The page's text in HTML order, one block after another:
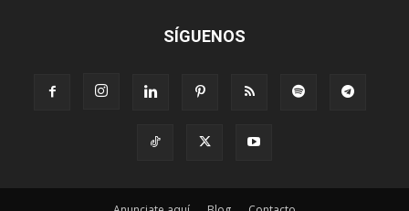
SÍGUENOS